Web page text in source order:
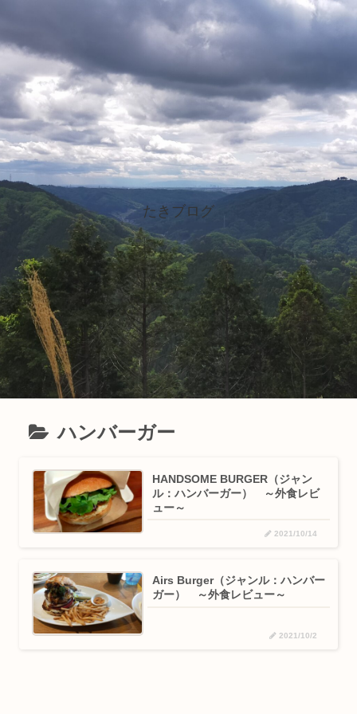
たきブログ
ハンバーガー
HANDSOME BURGER（ジャン
ル：ハンバーガー） ～外食レビ
ュー～
2021/10/14
Airs Burger（ジャンル：ハンバー
ガー） ～外食レビュー～
2021/10/2